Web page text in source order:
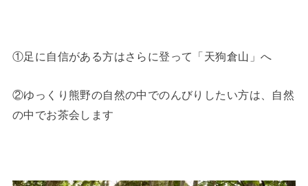
①足に自信がある方はさらに登って「天狗倉山」へ
②ゆっくり熊野の自然の中でのんびりしたい方は、自然
の中でお茶会します